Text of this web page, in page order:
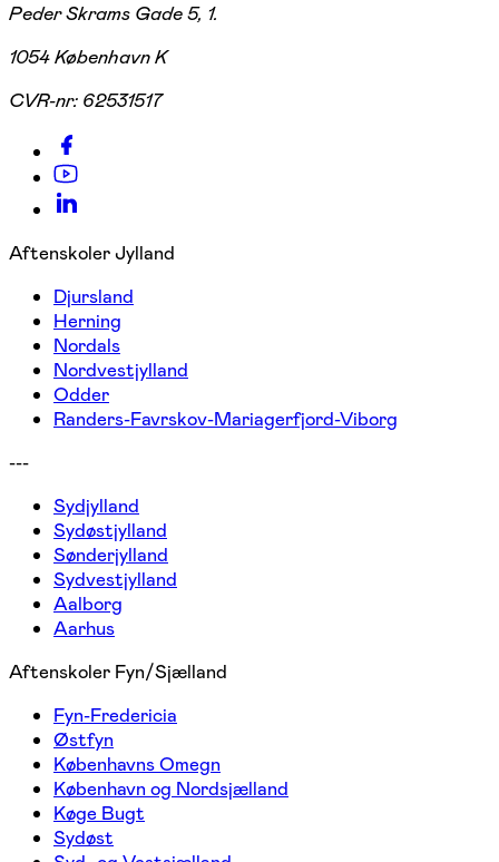
Peder Skrams Gade 5, 1.
1054 København K
CVR-nr: 62531517
Aftenskoler Jylland
Djursland
Herning
Nordals
Nordvestjylland
Odder
Randers-Favrskov-Mariagerfjord-Viborg
---
Sydjylland
Sydøstjylland
Sønderjylland
Sydvestjylland
Aalborg
Aarhus
Aftenskoler Fyn/Sjælland
Fyn-Fredericia
Østfyn
Københavns Omegn
København og Nordsjælland
Køge Bugt
Sydøst